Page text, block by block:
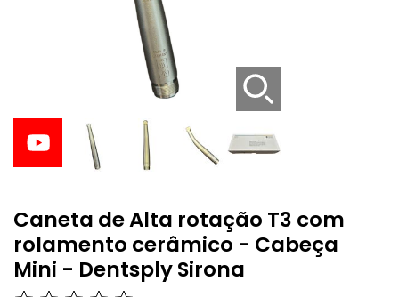
Caneta de Alta rotação T3 com
rolamento cerâmico - Cabeça
Mini - Dentsply Sirona